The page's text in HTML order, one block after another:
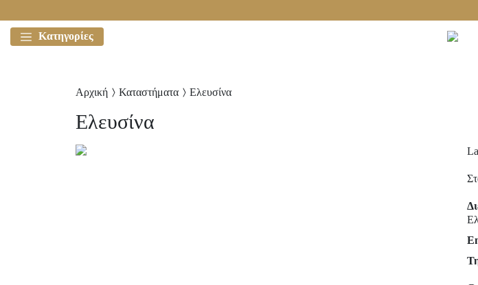
Κατηγορίες
Αρχική Καταστήματα Ελευσίνα
Ελευσίνα